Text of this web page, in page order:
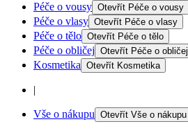
Péče o vousy Otevřít Péče o vousy
Péče o vlasy Otevřít Péče o vlasy
Péče o tělo Otevřít Péče o tělo
Péče o obličej Otevřít Péče o obličej
Kosmetika Otevřít Kosmetika
|
Vše o nákupu Otevřít Vše o nákupu